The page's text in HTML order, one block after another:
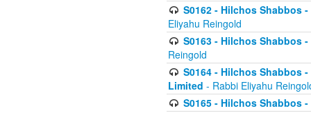
S0162 - Hilchos Shabbos
Eliyahu Reingold
S0163 - Hilchos Shabbos
Reingold
S0164 - Hilchos Shabbos
Limited - Rabbi Eliyahu
S0165 - Hilchos Shabbos